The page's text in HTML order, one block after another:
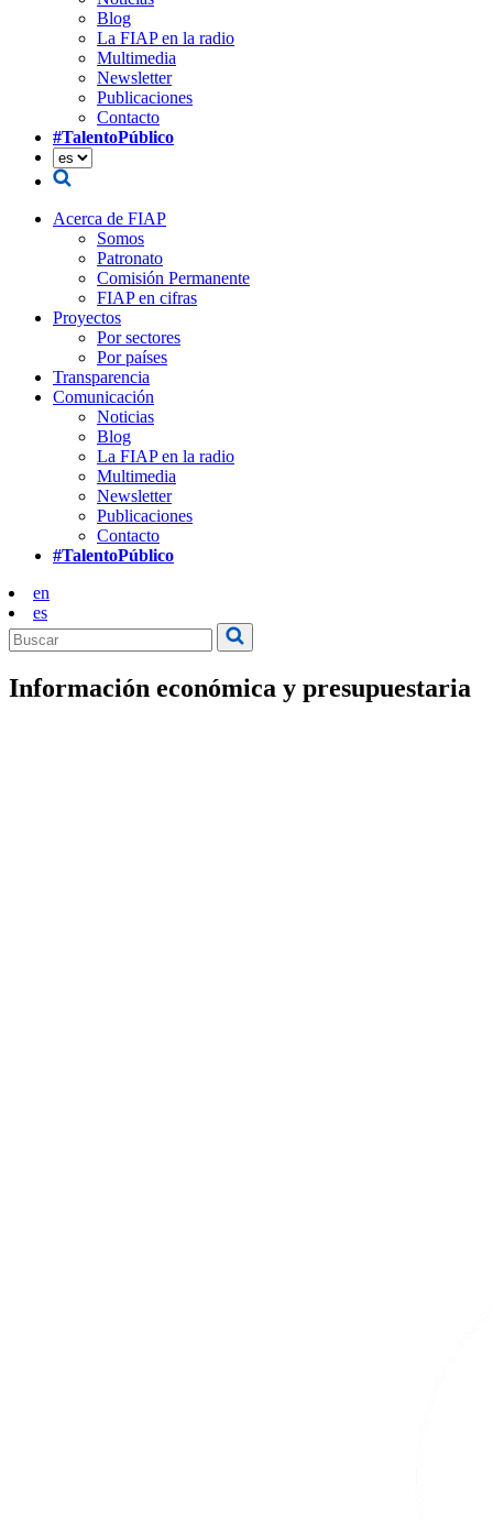
Blog
La FIAP en la radio
Multimedia
Newsletter
Publicaciones
Contacto
#TalentoPúblico
Acerca de FIAP
Somos
Patronato
Comisión Permanente
FIAP en cifras
Proyectos
Por sectores
Por países
Transparencia
Comunicación
Noticias
Blog
La FIAP en la radio
Multimedia
Newsletter
Publicaciones
Contacto
#TalentoPúblico
en
es
Información económica y presupuestaria